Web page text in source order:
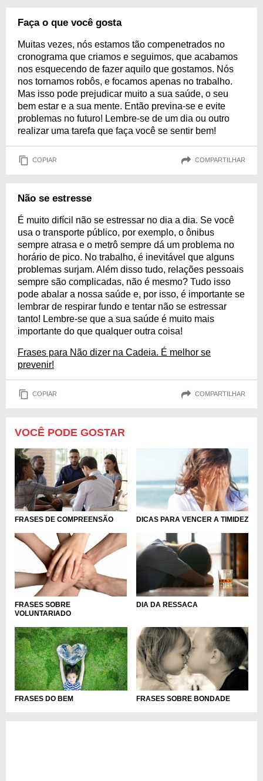
Faça o que você gosta
Muitas vezes, nós estamos tão compenetrados no
cronograma que criamos e seguimos, que acabamos
nos esquecendo de fazer aquilo que gostamos. Nós
nos tornamos robôs, e focamos apenas no trabalho.
Mas isso pode prejudicar muito a sua saúde, o seu
bem estar e a sua mente. Então previna-se e evite
problemas no futuro! Lembre-se de um dia ou outro
realizar uma tarefa que faça você se sentir bem!
COPIAR COMPARTILHAR
Não se estresse
É muito difícil não se estressar no dia a dia. Se você
usa o transporte público, por exemplo, o ônibus
sempre atrasa e o metrô sempre dá um problema no
horário de pico. No trabalho, é inevitável que alguns
problemas surjam. Além disso tudo, relações pessoais
sempre são complicadas, não é mesmo? Tudo isso
pode abalar a nossa saúde e, por isso, é importante se
lembrar de respirar fundo e tentar não se estressar
tanto! Lembre-se que a sua saúde é muito mais
importante do que qualquer outra coisa!
Frases para Não dizer na Cadeia. É melhor se
prevenir!
COPIAR COMPARTILHAR
VOCÊ PODE GOSTAR
FRASES DE COMPREENSÃO DICAS PARA VENCER A TIMIDEZ
FRASES SOBRE
VOLUNTARIADO
DIA DA RESSACA
FRASES DO BEM FRASES SOBRE BONDADE